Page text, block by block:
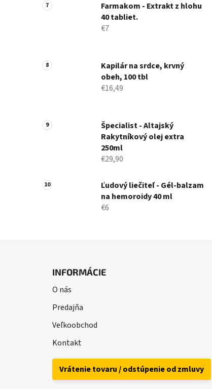
Farmakom - Extrakt z hlohu
40 tabliet.
€7
Kapilár na srdce, krvný
obeh, 100 tbl
€16,49
Špecialist - Altajský
Rakytníkový olej extra
250ml
€29,90
Ľudový liečiteľ - Gél-balzam
na hemoroidy 40 ml
€6
INFORMÁCIE
O nás
Predajňa
Veľkoobchod
Kontakt
Vrátenie tovaru / odstúpenie od zmluvy